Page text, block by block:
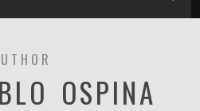
OSPINA